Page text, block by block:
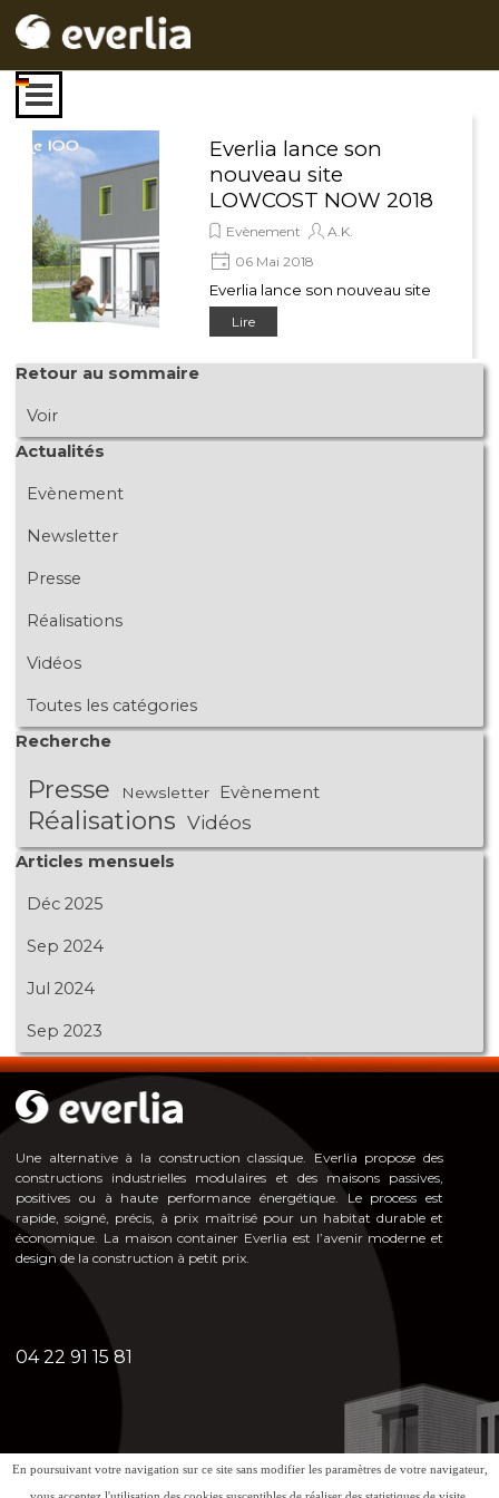
Sauter le menu
Everlia lance son
nouveau site
LOWCOST NOW 2018
Evènement
A.K.
06 Mai 2018
Everlia lance son nouveau site
LOWCOST NOW 2018
www.now.tf , une solution
Lire
Sauter le bloc Retour au sommaire
Retour au sommaire
Voir
Sauter le bloc Actualités
Actualités
Evènement
Newsletter
Presse
Réalisations
Vidéos
Toutes les catégories
Sauter le bloc Recherche
Recherche
Presse Newsletter Evènement
Réalisations Vidéos
Sauter le bloc Articles mensuels
Articles mensuels
Déc 2025
Sep 2024
Jul 2024
Sep 2023
Une alternative à la construction classique. Everlia propose des
constructions industrielles modulaires et des maisons passives,
positives ou à haute performance énergétique. Le process est
rapide, soigné, précis, à prix maîtrisé pour un habitat durable et
économique. La maison container Everlia est l’avenir moderne et
design de la construction à petit prix.
04 22 91 15 81
En poursuivant votre navigation sur ce site sans modifier les paramètres de votre navigateur,